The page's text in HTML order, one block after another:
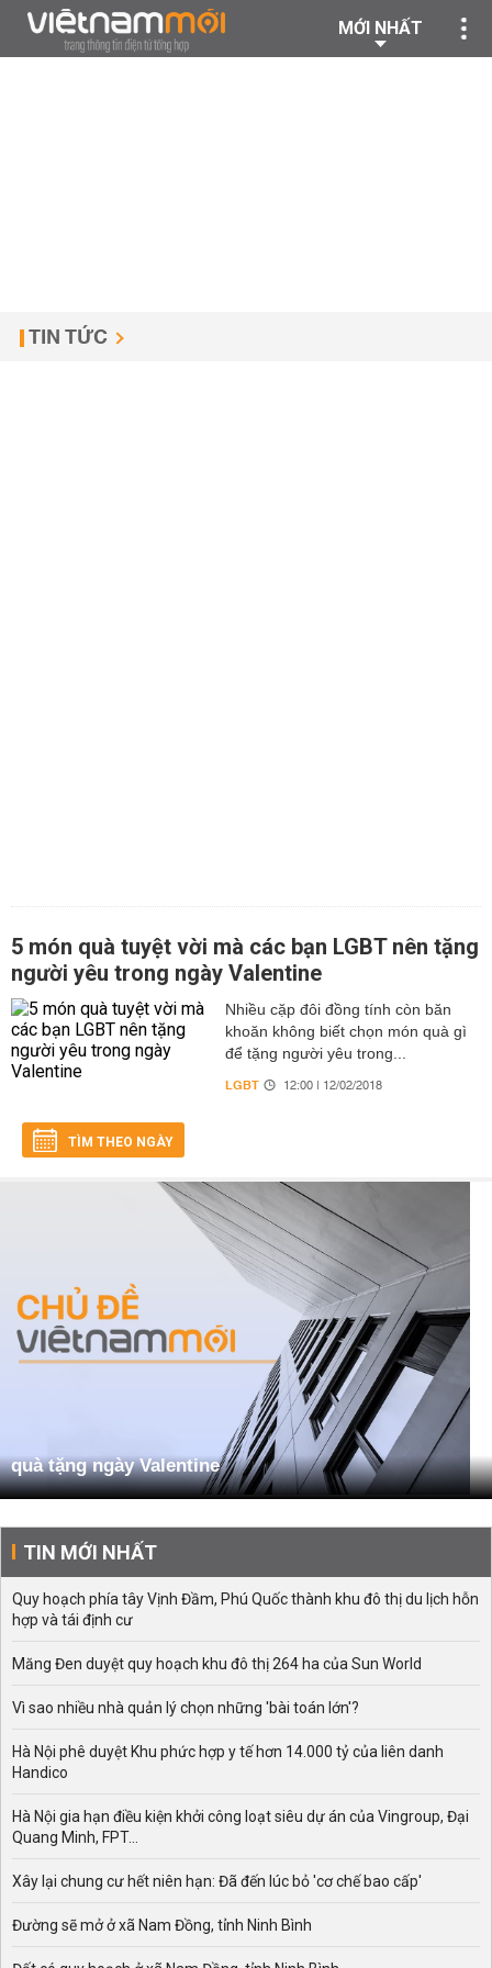
MỚI NHẤT
TIN TỨC
5 món quà tuyệt vời mà các bạn LGBT nên tặng
người yêu trong ngày Valentine
Nhiều cặp đôi đồng tính còn băn
khoăn không biết chọn món quà gì
để tặng người yêu trong...
LGBT 12:00 | 12/02/2018
TÌM THEO NGÀY
quà tặng ngày Valentine
TIN MỚI NHẤT
Quy hoạch phía tây Vịnh Đầm, Phú Quốc thành khu đô thị du lịch hỗn
hợp và tái định cư
Măng Đen duyệt quy hoạch khu đô thị 264 ha của Sun World
Vì sao nhiều nhà quản lý chọn những 'bài toán lớn'?
Hà Nội phê duyệt Khu phức hợp y tế hơn 14.000 tỷ của liên danh
Handico
Hà Nội gia hạn điều kiện khởi công loạt siêu dự án của Vingroup, Đại
Quang Minh, FPT...
Xây lại chung cư hết niên hạn: Đã đến lúc bỏ 'cơ chế bao cấp'
Đường sẽ mở ở xã Nam Đồng, tỉnh Ninh Bình